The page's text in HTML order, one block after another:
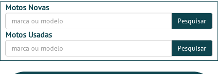
2026
Motos Novas
Pesquisar
Motos Usadas
Pesquisar